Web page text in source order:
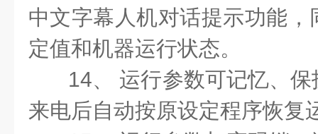
中文字幕人机对话提示功能
定值和机器运行状态。
14、 运行参数可记忆、
来电后自动按原设定程序恢复